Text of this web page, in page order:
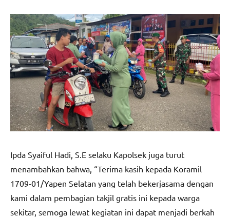
Ipda Syaiful Hadi, S.E selaku Kapolsek juga turut
menambahkan bahwa, “Terima kasih kepada Koramil
1709-01/Yapen Selatan yang telah bekerjasama dengan
kami dalam pembagian takjil gratis ini kepada warga
sekitar, semoga lewat kegiatan ini dapat menjadi berkah